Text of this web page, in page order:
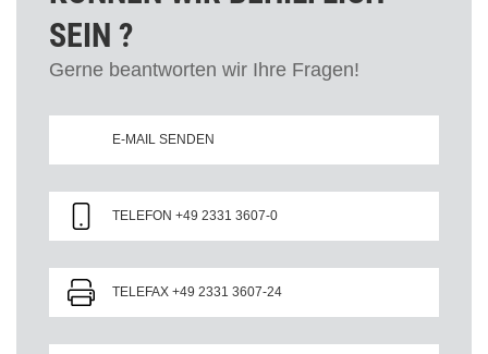
SEIN ?
Gerne beantworten wir Ihre Fragen!
E-MAIL SENDEN
TELEFON +49 2331 3607-0
TELEFAX +49 2331 3607-24